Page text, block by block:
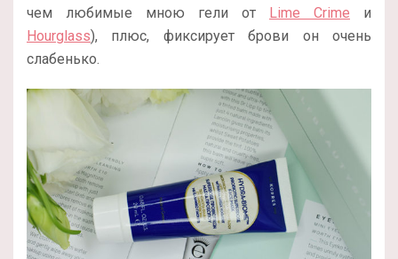
чем любимые мною гели от
Lime Crime и
Hourglass), плюс, фиксирует брови он очень
слабенько.